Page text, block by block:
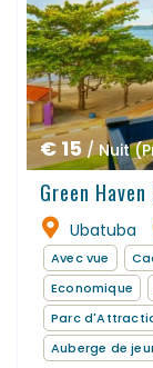
€ 15 / Nuit
Green
Ubatuba
Avec vue
Economique
Parc
Auberge de